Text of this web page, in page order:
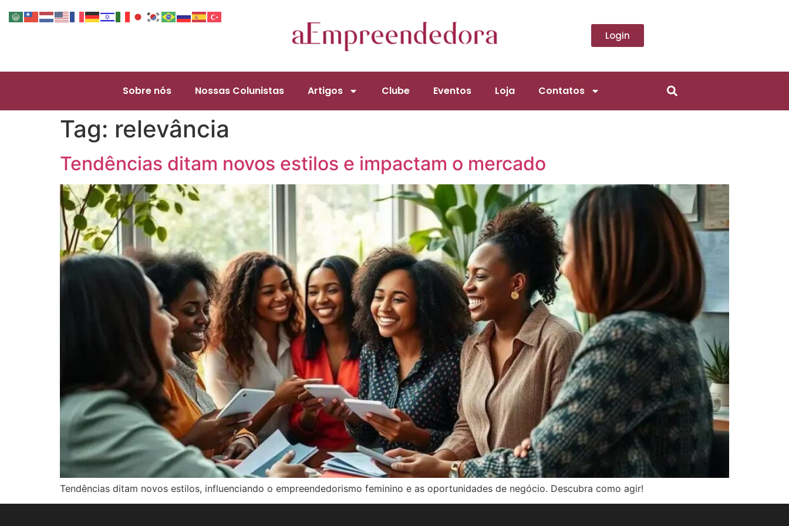
Login
Sobre nós Nossas Colunistas Artigos Clube Eventos Loja Contatos
Tag: relevância
Tendências ditam novos estilos e impactam o mercado
Tendências ditam novos estilos, influenciando o empreendedorismo feminino e as oportunidades de negócio. Descubra como agir!